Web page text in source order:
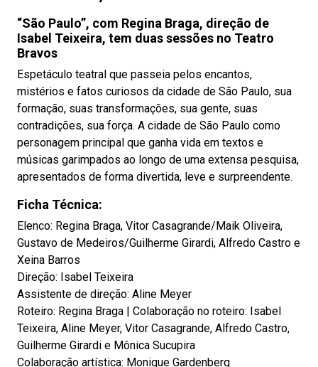
“São Paulo”, com Regina Braga, direção de
Isabel Teixeira, tem duas sessões no Teatro
Bravos
Espetáculo teatral que passeia pelos encantos,
mistérios e fatos curiosos da cidade de São Paulo, sua
formação, suas transformações, sua gente, suas
contradições, sua força. A cidade de São Paulo como
personagem principal que ganha vida em textos e
músicas garimpados ao longo de uma extensa pesquisa,
apresentados de forma divertida, leve e surpreendente.
Ficha Técnica:
Elenco: Regina Braga, Vitor Casagrande/Maik Oliveira,
Gustavo de Medeiros/Guilherme Girardi, Alfredo Castro e
Xeina Barros
Direção: Isabel Teixeira
Assistente de direção: Aline Meyer
Roteiro: Regina Braga | Colaboração no roteiro: Isabel
Teixeira, Aline Meyer, Vitor Casagrande, Alfredo Castro,
Guilherme Girardi e Mônica Sucupira
Colaboração artística: Monique Gardenberg